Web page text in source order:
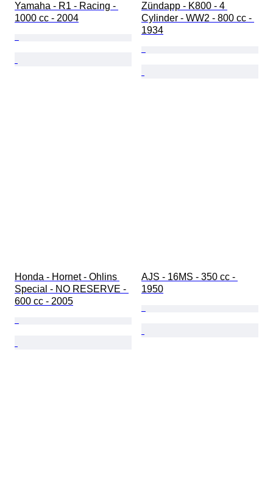
Yamaha - R1 - Racing -
1000 cc - 2004
Zündapp - K800 - 4
Cylinder - WW2 - 800 cc -
1934
Honda - Hornet - Ohlins
Special - NO RESERVE -
600 cc - 2005
AJS - 16MS - 350 cc -
1950